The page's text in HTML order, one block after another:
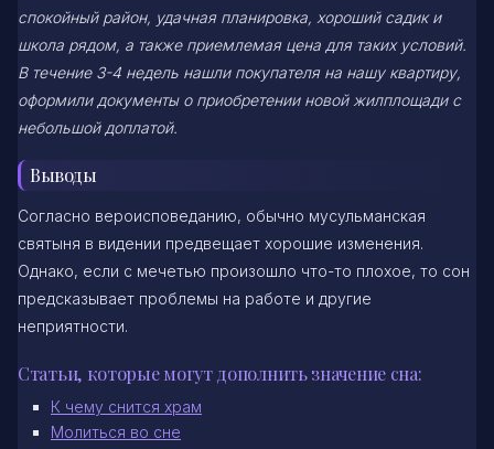
спокойный район, удачная планировка, хороший садик и
школа рядом, а также приемлемая цена для таких условий.
В течение 3-4 недель нашли покупателя на нашу квартиру,
оформили документы о приобретении новой жилплощади с
небольшой доплатой.
Выводы
Согласно вероисповеданию, обычно мусульманская
святыня в видении предвещает хорошие изменения.
Однако, если с мечетью произошло что-то плохое, то сон
предсказывает проблемы на работе и другие
неприятности.
Статьи, которые могут дополнить значение сна:
К чему снится храм
Молиться во сне